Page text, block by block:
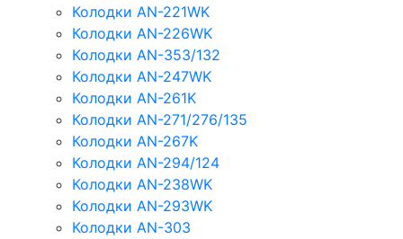
Колодки AN-221WK
Колодки AN-226WK
Колодки AN-353/132
Колодки AN-247WK
Колодки AN-261K
Колодки AN-271/276/135
Колодки AN-267K
Колодки AN-294/124
Колодки AN-238WK
Колодки AN-293WK
Колодки AN-303